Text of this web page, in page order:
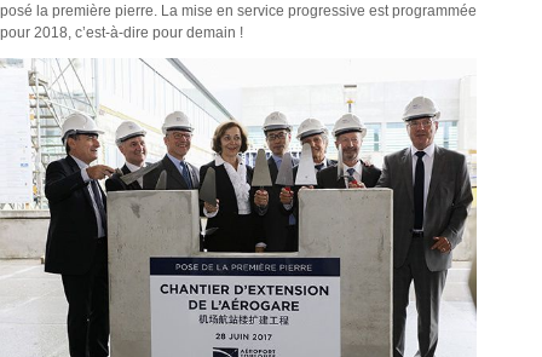
posé la première pierre. La mise en service progressive est programmée
pour 2018, c’est-à-dire pour demain !